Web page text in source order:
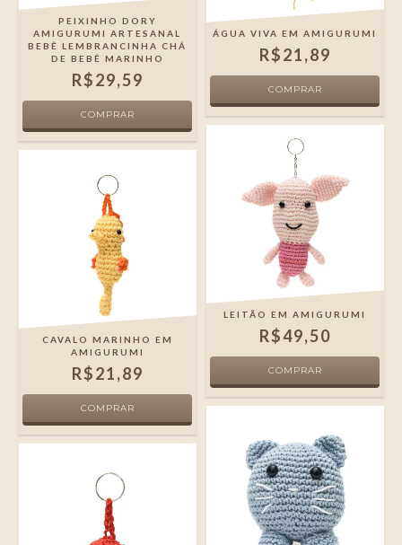
PEIXINHO DORY
AMIGURUMI ARTESANAL
BEBÊ LEMBRANCINHA CHÁ
DE BEBÊ MARINHO
R$29,59
ÁGUA VIVA EM AMIGURUMI
R$21,89
CAVALO MARINHO EM
AMIGURUMI
R$21,89
LEITÃO EM AMIGURUMI
R$49,50